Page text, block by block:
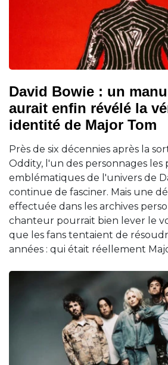
David Bowie : un
aurait enfin révélé la
identité de Major Tom
Près de six décennies après la
Oddity, l'un des personnages les
emblématiques de l'univers de
continue de fasciner. Mais une
effectuée dans les archives
chanteur pourrait bien lever le
que les fans tentaient de
années : qui était réellement